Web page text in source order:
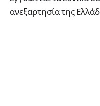
ανεξαρτησία της